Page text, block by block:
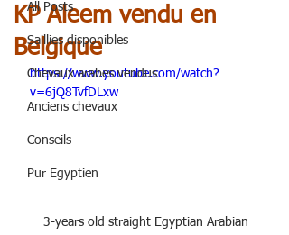
All Posts
Saillies disponibles
Chevaux arabes vendus
Anciens chevaux
Conseils
Pur Egyptien
KP Aleem vendu en
Belgique
https://www.youtube.com/watch?
v=6jQ8TvfDLxw
3-years old straight Egyptian Arabian